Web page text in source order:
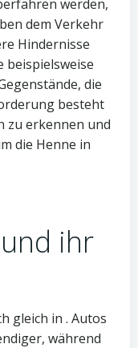
werden,
dem Verkehr
Hindernisse
beispielsweise
die
besteht
zu erkennen und
die Henne in
ihr
gleich in . Autos
während